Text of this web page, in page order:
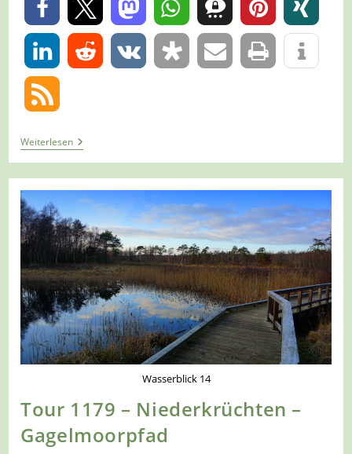
0
0
WeiterlesenTour
1180
–
Brüggen-
Genholt
Brachter
Wald-
Pfad
Wasserblick 14
Tour 1179 – Niederkrüchten –
Gagelmoorpfad